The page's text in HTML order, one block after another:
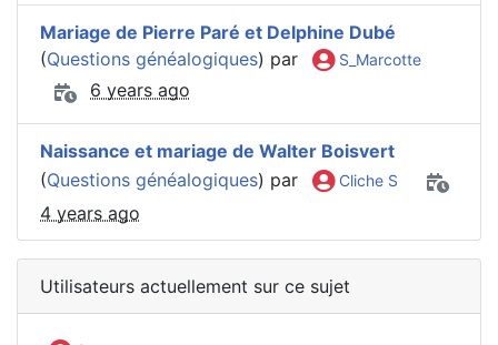
Mariage de Pierre Paré et Delphine Dubé
(Questions généalogiques) par S_Marcotte
6 years ago
Naissance et mariage de Walter Boisvert
(Questions généalogiques) par Cliche S
4 years ago
Utilisateurs actuellement sur ce sujet